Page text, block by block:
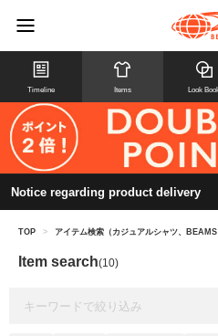
Timeline Items Look
Notice regarding product delivery
TOP > アイテム検索（カジュアルシャツ、BEAMS
Item search(10)